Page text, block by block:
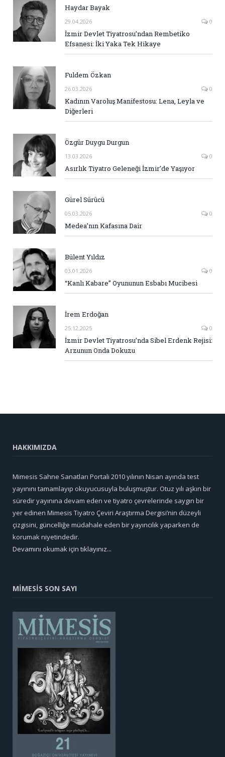
Haydar Bayak
29.04.2026 0
İzmir Devlet Tiyatrosu’ndan Rembetiko
Efsanesi: İki Yaka Tek Hikaye
Fuldem Özkan
26.03.2026 0
Kadının Varoluş Manifestosu: Lena, Leyla ve
Diğerleri
Özgür Duygu Durgun
13.03.2026 0
Asırlık Tiyatro Geleneği İzmir’de Yaşıyor
Gürel Sürücü
05.03.2026 0
Medea’nın Kafasına Dair
Bülent Yıldız
03.01.2026 0
“Kanlı Kabare” Oyununun Esbabı Mucibesi
İrem Erdoğan
25.12.2025 0
İzmir Devlet Tiyatrosu’nda Sibel Erdenk Rejisi:
Arzunun Onda Dokuzu
HAKKIMIZDA
Mimesis Sahne Sanatları Portali 2010 yılının Nisan ayında test
yayınını tamamlayıp okuyucusuyla buluşmuştur. Otuz yılı aşkın bir
süredir yayınına devam eden ve tiyatro çevrelerinde saygın bir
yer edinen Mimesis Tiyatro Çeviri Araştırma Dergisi’nin düzeyli
çizgisini, güncelliğe müdahale eden bir yayıncılık yaparken de
korumak niyetindedir.
Devamını okumak için tıklayınız...
MİMESİS SON SAYI